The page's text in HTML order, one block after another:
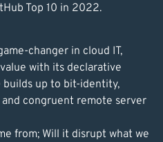
Top 10 in 2022.
changer in cloud IT,
with its declarative
up to bit-identity,
congruent remote server
from; Will it disrupt what we